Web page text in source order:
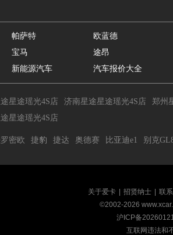
帕萨特
欧蓝德
宝马
途昂
新能源汽车 汽车报价大全
星途瑶光4S店 济南星途星途瑶光4S店
郑州
星途瑶光4S店
密欧 捷豹 捷达 奥德赛 比亚迪e1 别克
关于爱卡 招贤纳士
联
©2002-2026
沪ICP备
互联网违法和